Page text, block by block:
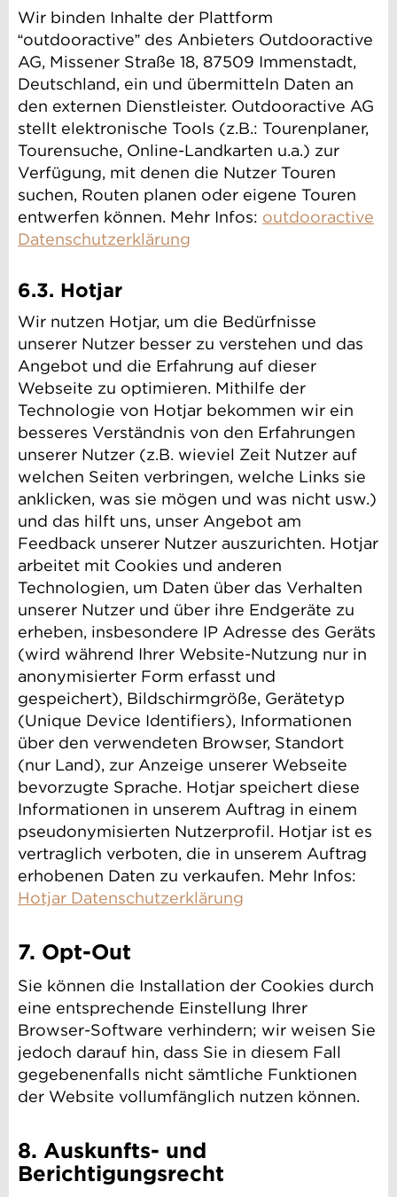
Wir binden Inhalte der Plattform
“outdooractive” des Anbieters Outdooractive
AG, Missener Straße 18, 87509 Immenstadt,
Deutschland, ein und übermitteln Daten an
den externen Dienstleister. Outdooractive AG
stellt elektronische Tools (z.B.: Tourenplaner,
Tourensuche, Online-Landkarten u.a.) zur
Verfügung, mit denen die Nutzer Touren
suchen, Routen planen oder eigene Touren
entwerfen können. Mehr Infos: outdooractive
Datenschutzerklärung
6.3. Hotjar
Wir nutzen Hotjar, um die Bedürfnisse
unserer Nutzer besser zu verstehen und das
Angebot und die Erfahrung auf dieser
Webseite zu optimieren. Mithilfe der
Technologie von Hotjar bekommen wir ein
besseres Verständnis von den Erfahrungen
unserer Nutzer (z.B. wieviel Zeit Nutzer auf
welchen Seiten verbringen, welche Links sie
anklicken, was sie mögen und was nicht usw.)
und das hilft uns, unser Angebot am
Feedback unserer Nutzer auszurichten. Hotjar
arbeitet mit Cookies und anderen
Technologien, um Daten über das Verhalten
unserer Nutzer und über ihre Endgeräte zu
erheben, insbesondere IP Adresse des Geräts
(wird während Ihrer Website-Nutzung nur in
anonymisierter Form erfasst und
gespeichert), Bildschirmgröße, Gerätetyp
(Unique Device Identifiers), Informationen
über den verwendeten Browser, Standort
(nur Land), zur Anzeige unserer Webseite
bevorzugte Sprache. Hotjar speichert diese
Informationen in unserem Auftrag in einem
pseudonymisierten Nutzerprofil. Hotjar ist es
vertraglich verboten, die in unserem Auftrag
erhobenen Daten zu verkaufen. Mehr Infos:
Hotjar Datenschutzerklärung
7. Opt-Out
Sie können die Installation der Cookies durch
eine entsprechende Einstellung Ihrer
Browser-Software verhindern; wir weisen Sie
jedoch darauf hin, dass Sie in diesem Fall
gegebenenfalls nicht sämtliche Funktionen
der Website vollumfänglich nutzen können.
8. Auskunfts- und
Berichtigungsrecht